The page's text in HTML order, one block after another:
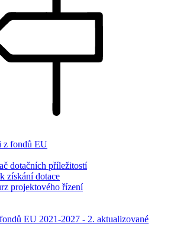
z fondů EU
dotačních příležitostí
získání dotace
projektového řízení
EU 2021-2027 - 2. aktualizované